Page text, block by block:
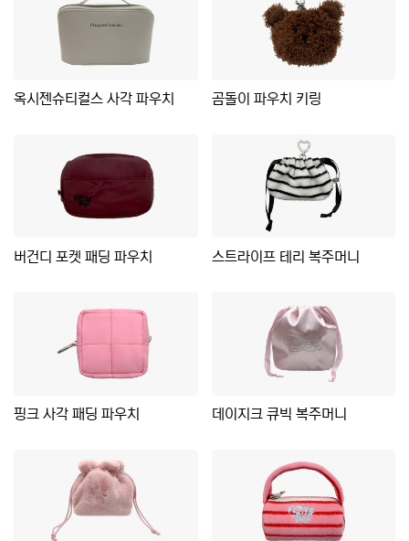
옥시젠슈티컬스 사각 파우치 곰돌이 파우치 키링
버건디 포켓 패딩 파우치 스트라이프 테리 복주머니
핑크 사각 패딩 파우치 데이지크 큐빅 복주머니